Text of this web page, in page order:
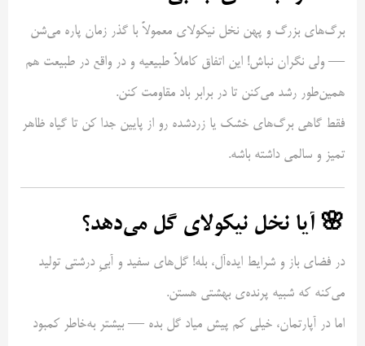
برگ‌های بزرگ و پهن نخل نیکولای معمولاً با گذر زمان پاره می‌شن
— ولی نگران نباش! این اتفاق کاملاً طبیعیه و در واقع در طبیعت هم
همین‌طور رشد می‌کنن تا در برابر باد مقاومت کنن.
فقط گاهی برگ‌های خشک یا زردشده رو از پایین جدا کن تا گیاه ظاهر
تمیز و سالمی داشته باشه.
🌸 آیا نخل نیکولای گل می‌دهد؟
در فضای باز و شرایط ایده‌آل، بله! گل‌های سفید و آبیِ درشتی تولید
می‌کنه که شبیه پرنده‌ی بهشتی هستن.
اما در آپارتمان، خیلی کم پیش میاد گل بده — بیشتر به‌خاطر کمبود